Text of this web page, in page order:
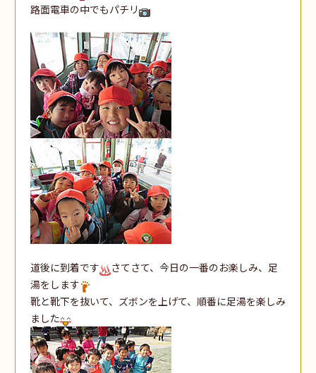
路面電車の中でもパチリ
道後に到着です
さてさて、今日の一番のお楽しみ、足
湯をします
靴と靴下を抜いて、ズボンを上げて、順番に足湯を楽しみ
ました